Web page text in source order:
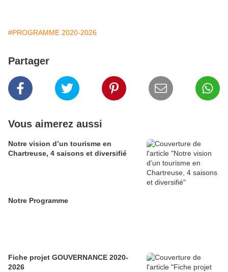
#PROGRAMME 2020-2026
Partager
Vous aimerez aussi
Notre vision d’un tourisme en
Chartreuse, 4 saisons et diversifié
Notre Programme
Fiche projet GOUVERNANCE 2020-
2026